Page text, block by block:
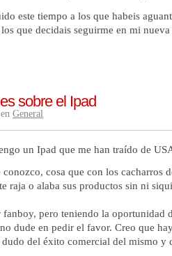
este tiempo a los que habeis
que decidais seguirme en mi nueva
sobre el Ipad
General
un Ipad que me han traído de
cosa que con los cacharros
raja o alaba sus productos sin ni
fanboy, pero teniendo la oportunidad
dude en pedir el favor. Creo que
del éxito comercial del mismo y